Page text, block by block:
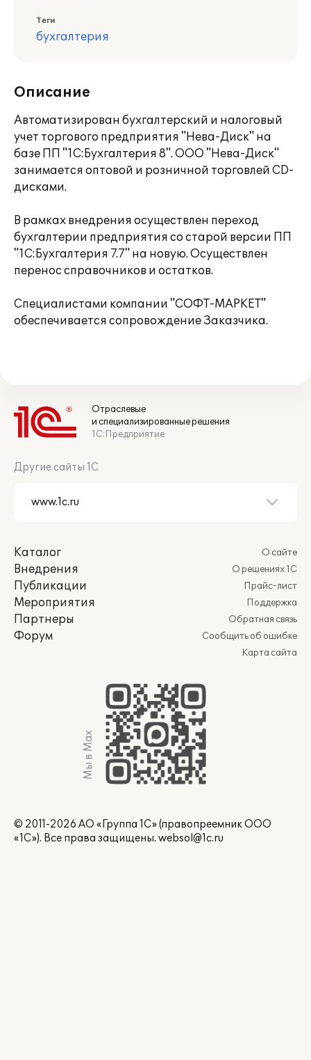
Теги
бухгалтерия
Описание
Автоматизирован бухгалтерский и налоговый
учет торгового предприятия "Нева-Диск" на
базе ПП "1С:Бухгалтерия 8". ООО "Нева-Диск"
занимается оптовой и розничной торговлей CD-
дисками.
В рамках внедрения осуществлен переход
бухгалтерии предприятия со старой версии ПП
"1С:Бухгалтерия 7.7" на новую. Осуществлен
перенос справочников и остатков.
Специалистами компании "СОФТ-МАРКЕТ"
обеспечивается сопровождение Заказчика.
Отраслевые
и специализированные решения
1С:Предприятие
Другие сайты 1С
Каталог
Внедрения
Публикации
Мероприятия
Партнеры
Форум
О сайте
О решениях 1С
Прайс-лист
Поддержка
Обратная связь
Сообщить об ошибке
Карта сайта
Мы в Max
© 2011-2026 АО «Группа 1С» (правопреемник ООО
«1С»). Все права защищены. websol@1c.ru